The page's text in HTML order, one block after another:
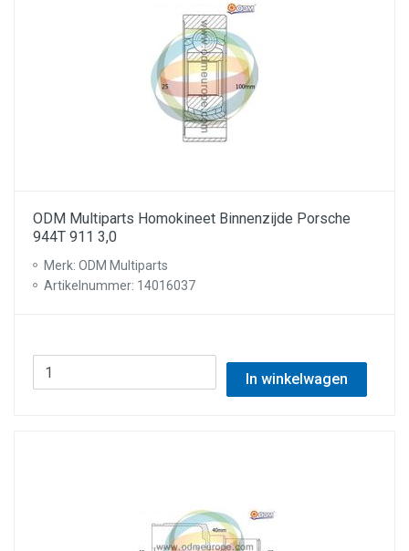
ODM Multiparts Homokineet Binnenzijde Porsche
944T 911 3,0
Merk: ODM Multiparts
Artikelnummer: 14016037
In winkelwagen